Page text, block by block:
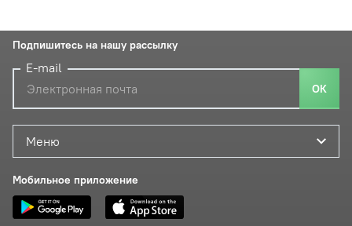
Меню
Мобильное приложение
Подпишитесь на нашу рассылку
E-mail
ОК